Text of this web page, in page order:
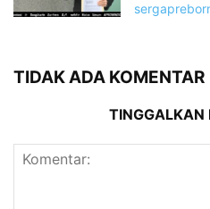
TIDAK ADA KOMENTAR
TINGGALKAN